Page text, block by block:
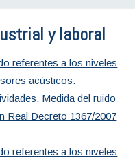
y laboral
referentes a los niveles
acústicos:
Medida del ruido
Real Decreto 1367/2007
referentes a los niveles